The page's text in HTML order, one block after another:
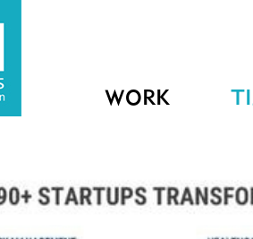
WORK